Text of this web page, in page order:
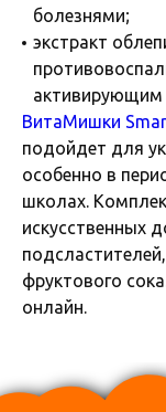
болезнями;
экстракт
ВитаМишки
подойдет для
особенно в
школах.
искусственных
фруктового
онлайн.